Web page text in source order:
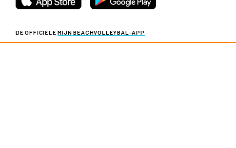
DE OFFICIËLEMIJN BEACHVOLLEYBAL-APP